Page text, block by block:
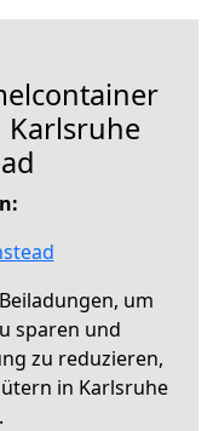
um
sparen und
zu reduzieren,
in Karlsruhe